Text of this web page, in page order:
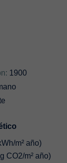
1900
m² año)
CO2/m² año)